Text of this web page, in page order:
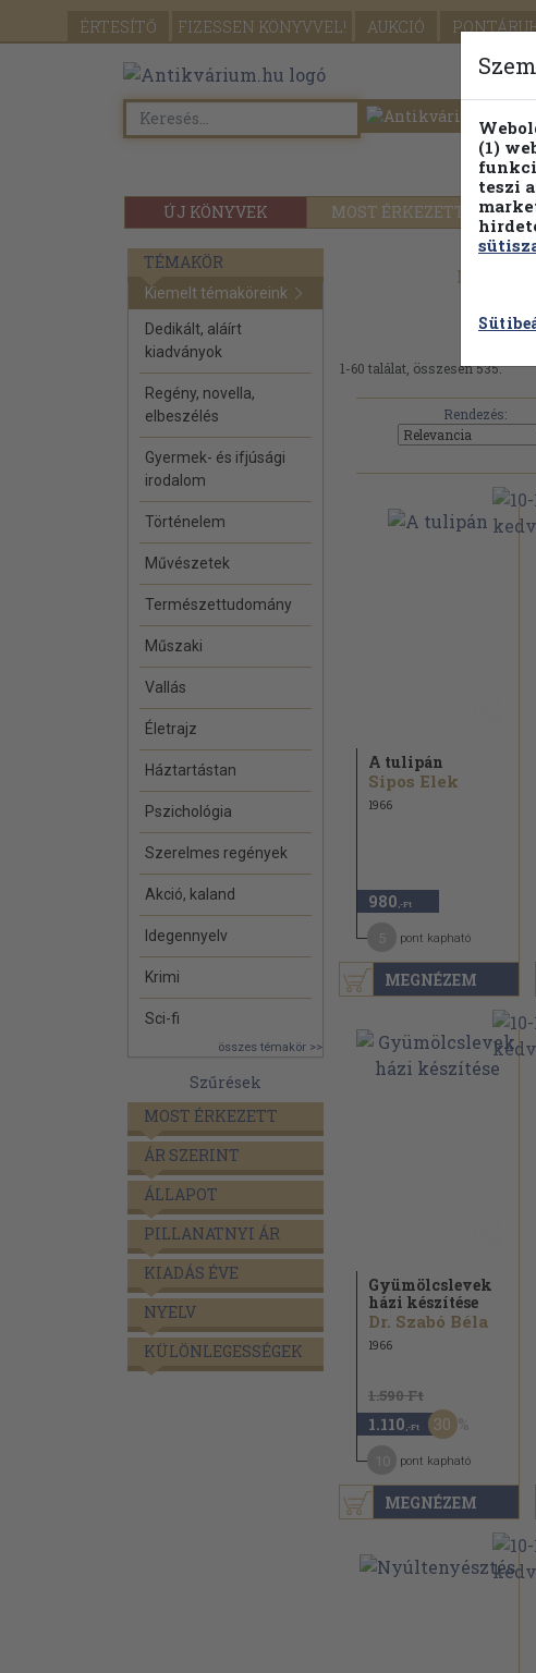
ÉRTESÍTŐ FIZESSEN KÖNYVVEL! AUKCIÓ
ÚJ KÖNYVEK MOST ÉRKEZETT
TÉMAKÖR
Kiemelt témaköreink
Dedikált, aláírt
kiadványok
Regény, novella,
elbeszélés
Gyermek- és ifjúsági
irodalom
Történelem
Művészetek
Természettudomány
Műszaki
Vallás
Életrajz
Háztartástan
Pszichológia
Szerelmes regények
Akció, kaland
Idegennyelv
Krimi
Sci-fi
összes témakör >>
Szűrések
MOST ÉRKEZETT
ÁR SZERINT
ÁLLAPOT
PILLANATNYI ÁR
KIADÁS ÉVE
NYELV
KÜLÖNLEGESSÉGEK
1-60 találat, összesen 535.
Rendezés:
MEGNÉZEM
A tulipán
Sipos Elek
1966
980 ,-Ft
pont kapható
MEGNÉZEM
Gyümölcslevek
házi készítése
Dr. Szabó Béla
1966
1.590 Ft
1.110 ,-Ft 30
pont kapható
(1)
teszi